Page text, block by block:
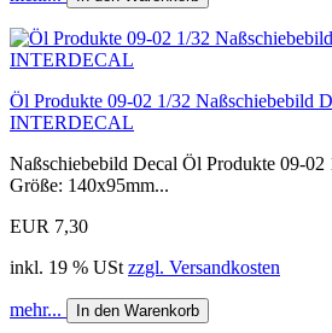
Öl Produkte 09-02 1/32 Naßschiebebild
INTERDECAL
Naßschiebebild Decal Öl Produkte 09-02
Größe: 140x95mm...
EUR 7,30
inkl. 19 % USt zzgl. Versandkosten
mehr... In den Warenkorb